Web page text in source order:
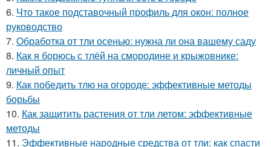
6. Что такое подставочный профиль для окон: полное
руководство
7. Обработка от тли осенью: нужна ли она вашему саду
8. Как я борюсь с тлёй на смородине и крыжовнике:
личный опыт
9. Как победить тлю на огороде: эффективные методы
борьбы
10. Как защитить растения от тли летом: эффективные
методы
11. Эффективные народные средства от тли: как спасти